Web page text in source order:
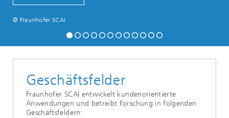
© Fraunhofer SCAI
Geschäftsfelder
Fraunhofer SCAI entwickelt kundenorientierte
Anwendungen und betreibt Forschung in folgenden
Geschäftsfeldern: